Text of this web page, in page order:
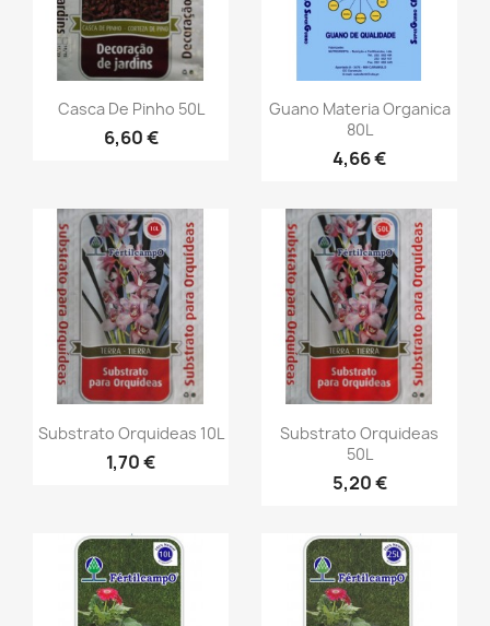
Casca De Pinho 50L
6,60 €
Guano Materia Organica
80L
4,66 €
Substrato Orquideas 10L
1,70 €
Substrato Orquideas
50L
5,20 €